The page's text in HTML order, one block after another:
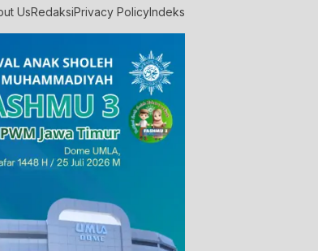
UsRedaksiPrivacy PolicyIndeks